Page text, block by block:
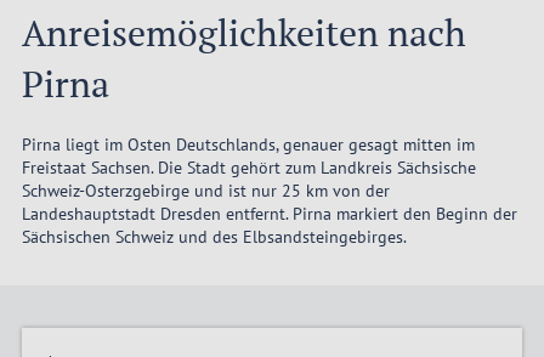
Anreisemöglichkeiten nach
Pirna
Pirna liegt im Osten Deutschlands, genauer gesagt mitten im
Freistaat Sachsen. Die Stadt gehört zum Landkreis Sächsische
Schweiz-Osterzgebirge und ist nur 25 km von der
Landeshauptstadt Dresden entfernt. Pirna markiert den Beginn der
Sächsischen Schweiz und des Elbsandsteingebirges.